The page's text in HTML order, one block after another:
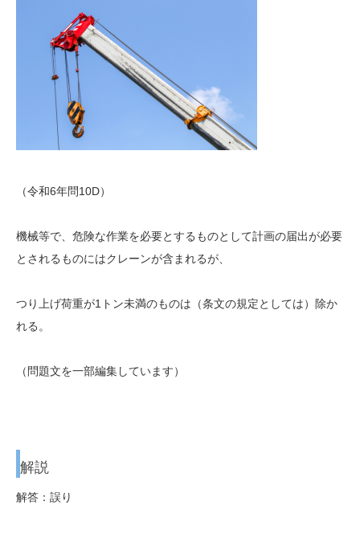
（令和6年問10D）
機械等で、危険な作業を必要とするものとして計画の届出が必要
とされるものにはクレーンが含まれるが、
つり上げ荷重が1トン未満のものは（条文の規定としては）除か
れる。
（問題文を一部編集しています）
解説
解答：誤り